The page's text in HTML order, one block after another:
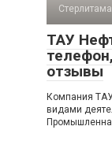
ТАУ
отзывы
Компания
видами